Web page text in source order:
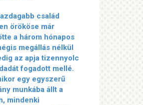
család
örököse már
a három hónapos
megállás nélkül
az apja tizennyolc
fogadott mellé.
egy egyszerű
munkába állt a
mindenki